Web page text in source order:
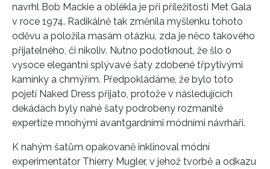
navrhl Bob Mackie a oblékla je při příležitosti Met Gala
v roce 1974. Radikálně tak změnila myšlenku tohoto
oděvu a položila masám otázku, zda je něco takového
přijatelného, či nikoliv. Nutno podotknout, že šlo o
vysoce elegantní splývavé šaty zdobené třpytivými
kamínky a chmýřím. Předpokládáme, že bylo toto
pojetí Naked Dress přijato, protože v následujících
dekádách byly nahé šaty podrobeny rozmanité
expertíze mnohými avantgardními módními návrháři.
K nahým šatům opakovaně inklinoval módní
experimentátor Thierry Mugler, v jehož tvorbě a odkazu